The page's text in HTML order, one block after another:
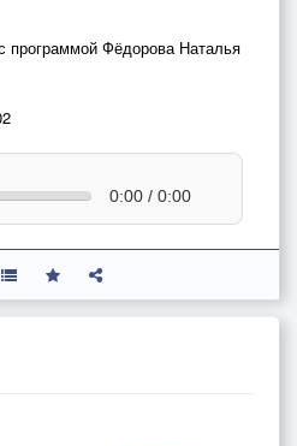
программой Фёдорова Наталья
0:00 / 0:00